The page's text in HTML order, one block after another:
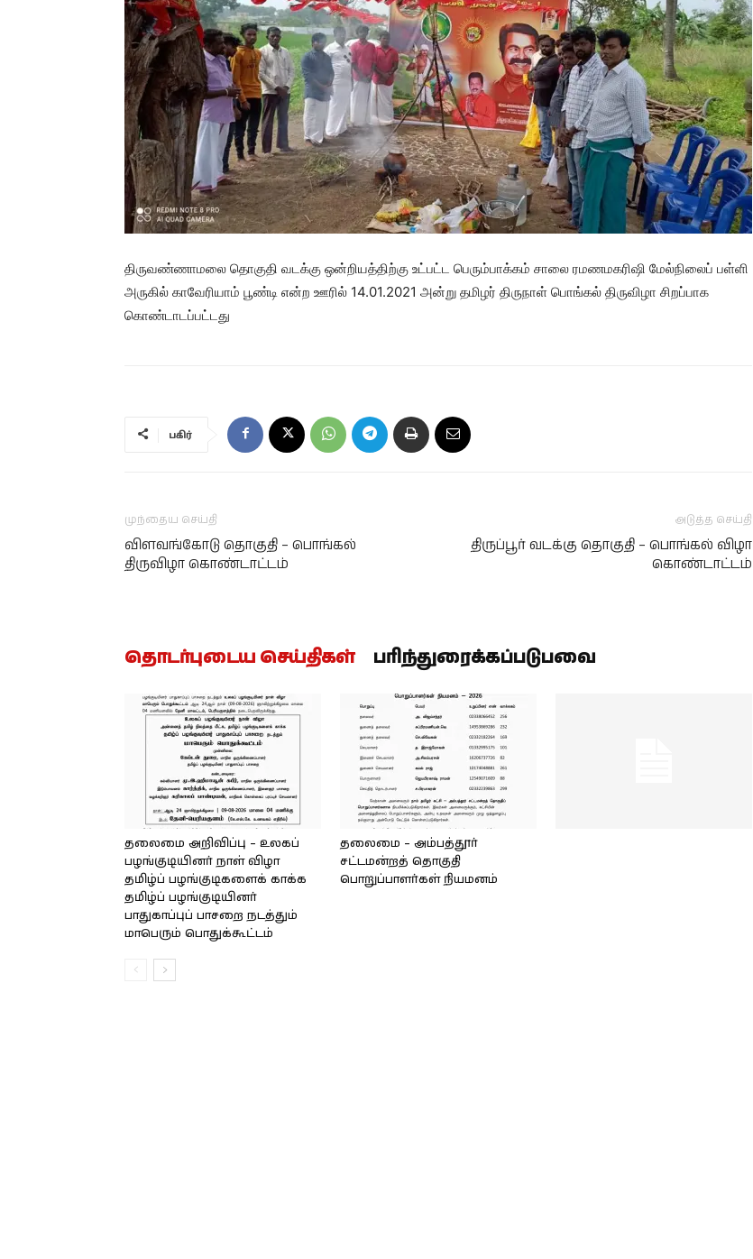
திருவண்ணாமலை தொகுதி வடக்கு ஒன்றியத்திற்கு உட்பட்ட பெரும்பாக்கம் சாலை ரமணமகரிஷி மேல்நிலைப் பள்ளி
அருகில் காவேரியாம் பூண்டி என்ற ஊரில் 14.01.2021 அன்று தமிழர் திருநாள் பொங்கல் திருவிழா சிறப்பாக
கொண்டாடப்பட்டது
பகிர்
முந்தைய செய்தி
விளவங்கோடு தொகுதி – பொங்கல்
திருவிழா கொண்டாட்டம்
அடுத்த செய்தி
திருப்பூர் வடக்கு தொகுதி – பொங்கல் விழா
கொண்டாட்டம்
தொடர்புடைய செய்திகள் பரிந்துரைக்கப்படுபவை
தலைமை அறிவிப்பு – உலகப்
பழங்குடியினர் நாள் விழா
தமிழ்ப் பழங்குடிகளைக் காக்க
தமிழ்ப் பழங்குடியினர்
பாதுகாப்புப் பாசறை நடத்தும்
மாபெரும் பொதுக்கூட்டம்
தலைமை – அம்பத்தூர்
சட்டமன்றத் தொகுதி
பொறுப்பாளர்கள் நியமனம்